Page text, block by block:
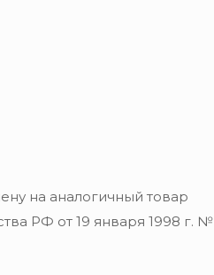
на аналогичный товар
РФ от 19 января 1998 г. №